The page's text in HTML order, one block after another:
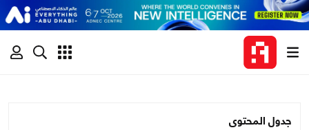
جدول المحتوى